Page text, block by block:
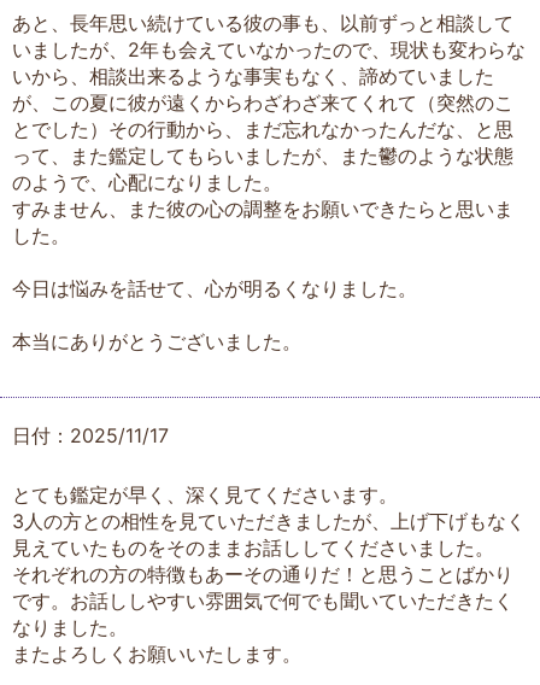
あと、長年思い続けている彼の事も、以前ずっと相談して
いましたが、2年も会えていなかったので、現状も変わらな
いから、相談出来るような事実もなく、諦めていました
が、この夏に彼が遠くからわざわざ来てくれて（突然のこ
とでした）その行動から、まだ忘れなかったんだな、と思
って、また鑑定してもらいましたが、また鬱のような状態
のようで、心配になりました。
すみません、また彼の心の調整をお願いできたらと思いま
した。
今日は悩みを話せて、心が明るくなりました。
本当にありがとうございました。
日付：2025/11/17
とても鑑定が早く、深く見てくださいます。
3人の方との相性を見ていただきましたが、上げ下げもなく
見えていたものをそのままお話ししてくださいました。
それぞれの方の特徴もあーその通りだ！と思うことばかり
です。お話ししやすい雰囲気で何でも聞いていただきたく
なりました。
またよろしくお願いいたします。